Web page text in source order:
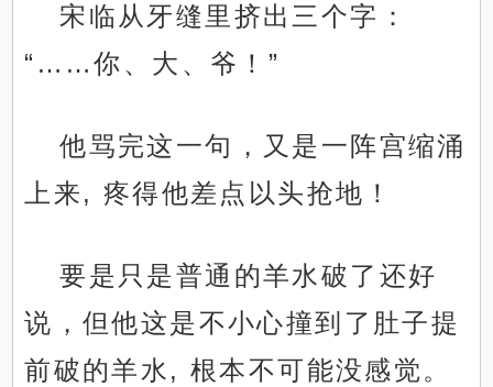
宋临从牙缝里挤出三个字：
“……你、大、爷！”
他骂完这一句，又是一阵宫缩涌
上来, 疼得他差点以头抢地！
要是只是普通的羊水破了还好
说，但他这是不小心撞到了肚子提
前破的羊水, 根本不可能没感觉。